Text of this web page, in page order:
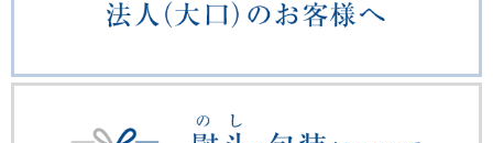
内容量
12個入
くるみ、小麦、卵、乳、アーモンド、オレン